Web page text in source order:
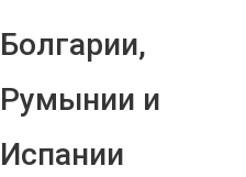
Болгарии,
Румынии и
Испании